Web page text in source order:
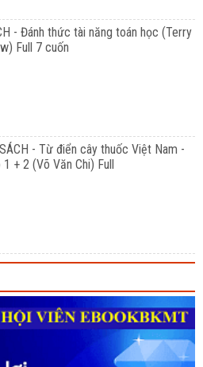
- Đánh thức tài năng toán học (Terry
Full 7 cuốn
- Từ điển cây thuốc Việt Nam -
1 + 2 (Võ Văn Chi) Full